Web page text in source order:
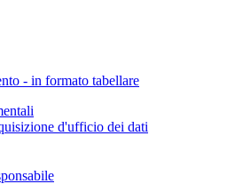
- in formato tabellare
d'ufficio dei dati